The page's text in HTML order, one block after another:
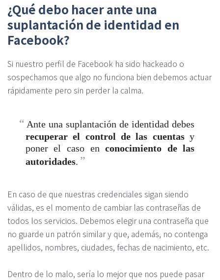
¿Qué debo hacer ante una
suplantación de identidad en
Facebook?
Si nuestro perfil de Facebook ha sido hackeado o
sospechamos que algo no funciona bien debemos actuar
rápidamente pero sin perder la calma.
Ante una suplantación de identidad debes
recuperar el control de las cuentasy
poner el caso enconocimiento de las
autoridades.
En caso de que nuestras credenciales sigan siendo
válidas, es el momento de cambiar las contraseñas de
todos los servicios. Debemos elegir una contraseña que
no guarde un patrón similar y que, además, no contenga
apellidos, nombres, ciudades, fechas de nacimiento, etc.
Dentro de lo malo, sería lo mejor que nos puede pasar